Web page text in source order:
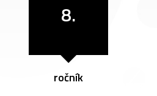
8.
ročník